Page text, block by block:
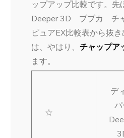
ップアップ比較です。先
Deeper 3D ブブカ チ
ピュアEX比較表から抜
は、やはり、チャップア
ます。
☆
デ
パ